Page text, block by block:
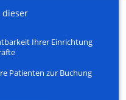
dieser
Ihrer Einrichtung
Patienten zur Buchung